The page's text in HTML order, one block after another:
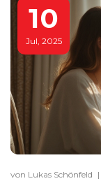
10
Jul, 2025
von Lukas Schönfeld |